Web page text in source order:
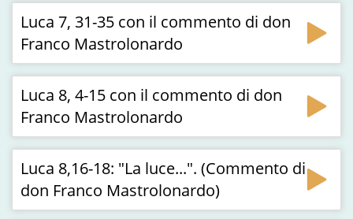
Luca 7, 31-35 con il commento di don
Franco Mastrolonardo
Luca 8, 4-15 con il commento di don
Franco Mastrolonardo
Luca 8,16-18: "La luce...". (Commento di
don Franco Mastrolonardo)